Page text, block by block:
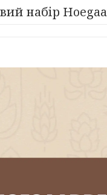
набір